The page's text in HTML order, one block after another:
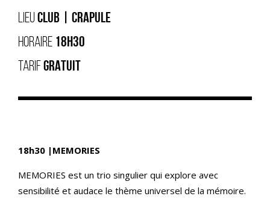
LIEUCLUB | CRAPULE
HORAIRE 18H30
TARIFGRATUIT
18h30 |MEMORIES
MEMORIES est un trio singulier qui explore avec
sensibilité et audace le thème universel de la mémoire.